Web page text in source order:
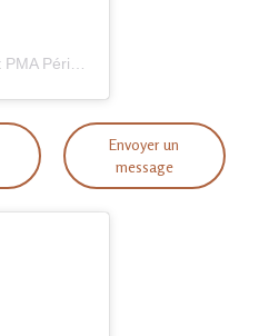
Envoyer un
message